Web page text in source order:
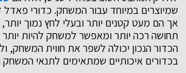
שמיוצרים במיוחד עבור המשחק. כדורי פאדל
אך הם מעט קטנים יותר ובעלי לחץ נמוך
תחושה רכה יותר ומאפשר למשחק להיות יותר
הכדור הנכון יכולה לשפר את חווית המשחק,
בכדורים איכותיים שמתאימים לתנאי המשחק